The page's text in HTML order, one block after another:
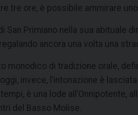
tre ore, è possibile ammirare
Primiano nella sua abituale
ancora una volta una
monodico di tradizione orale,
invece, l’intonazione è
è una lode all’Onnipotente,
del Basso Molise.